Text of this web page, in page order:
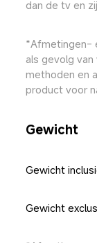
dan de tv en
*Afmetingen-
als gevolg
methoden en
product voor
Gewicht
Gewicht
Gewicht